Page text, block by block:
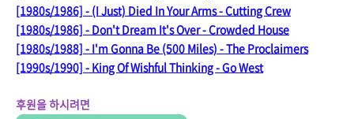
[1980s/1986] - (I Just) Died In Your Arms - Cutting Crew
[1980s/1986] - Don't Dream It's Over - Crowded House
[1980s/1988] - I'm Gonna Be (500 Miles) - The Proclaimers
[1990s/1990] - King Of Wishful Thinking - Go West
후원을 하시려면